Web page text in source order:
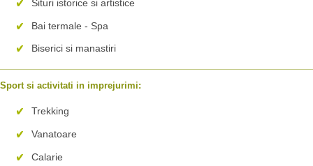
Situri istorice si artistice
Bai termale - Spa
Biserici si manastiri
Sport si activitati in imprejurimi:
Trekking
Vanatoare
Calarie